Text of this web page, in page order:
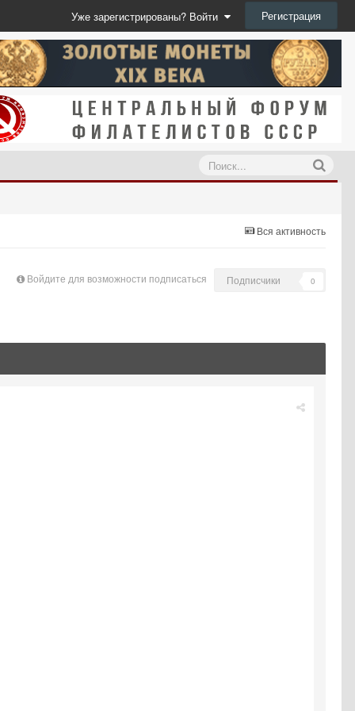
Уже зарегистрированы? Войти Регистрация
Вся активность
Войдите для возможности подписаться Подписчики 0